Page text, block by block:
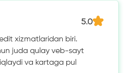
5.0
xizmatlaridan biri.
juda qulay veb-sayt
va kartaga pul